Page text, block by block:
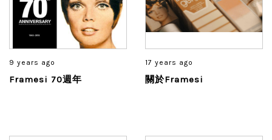
9 years ago
Framesi 70週年
17 years ago
關於Framesi